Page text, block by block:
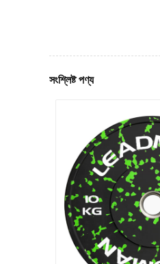
সংশ্লিষ্ট পণ্য